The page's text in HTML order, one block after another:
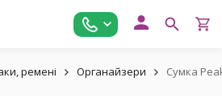
ремені Органайзери Сумка